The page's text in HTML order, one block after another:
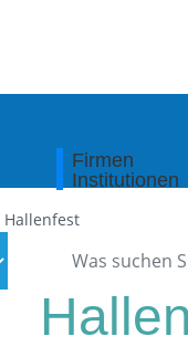
Firmen
Institutionen
Hallenfest